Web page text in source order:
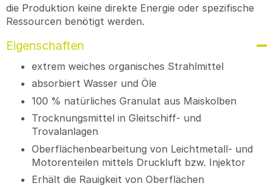
die Produktion keine direkte Energie oder spezifische
Ressourcen benötigt werden.
Eigenschaften
extrem weiches organisches Strahlmittel
absorbiert Wasser und Öle
100 % natürliches Granulat aus Maiskolben
Trocknungsmittel in Gleitschiff- und
Trovalanlagen
Oberflächenbearbeitung von Leichtmetall- und
Motorenteilen mittels Druckluft bzw. Injektor
Erhält die Rauigkeit von Oberflächen